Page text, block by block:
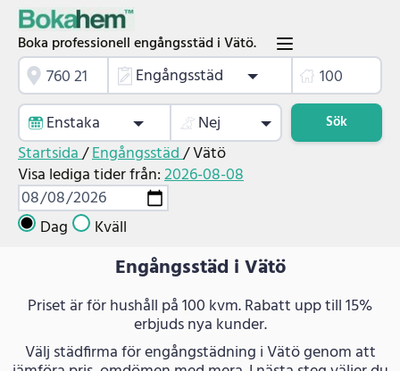
Boka professionell engångsstäd i Vätö.
Engångsstäd
Enstaka
Nej Sök
Startsida/Engångsstäd/Vätö
Visa lediga tider från:2026-08-08
Dag Kväll
Engångsstäd i Vätö
Priset är för hushåll på 100 kvm. Rabatt upp till 15%
erbjuds nya kunder.
Välj städfirma för engångstädning i Vätö genom att